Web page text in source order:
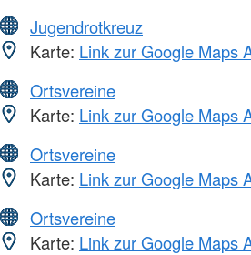
Jugendrotkreuz
Karte: Link zur Google Maps
Ortsvereine
Karte: Link zur Google Maps
Ortsvereine
Karte: Link zur Google Maps
Ortsvereine
Karte: Link zur Google Maps